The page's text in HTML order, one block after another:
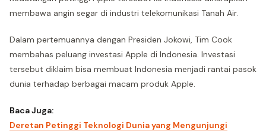
membawa angin segar di industri telekomunikasi Tanah Air.
Dalam pertemuannya dengan Presiden Jokowi, Tim Cook
membahas peluang investasi Apple di Indonesia. Investasi
tersebut diklaim bisa membuat Indonesia menjadi rantai pasok
dunia terhadap berbagai macam produk Apple.
Baca Juga:
Deretan Petinggi Teknologi Dunia yang Mengunjungi